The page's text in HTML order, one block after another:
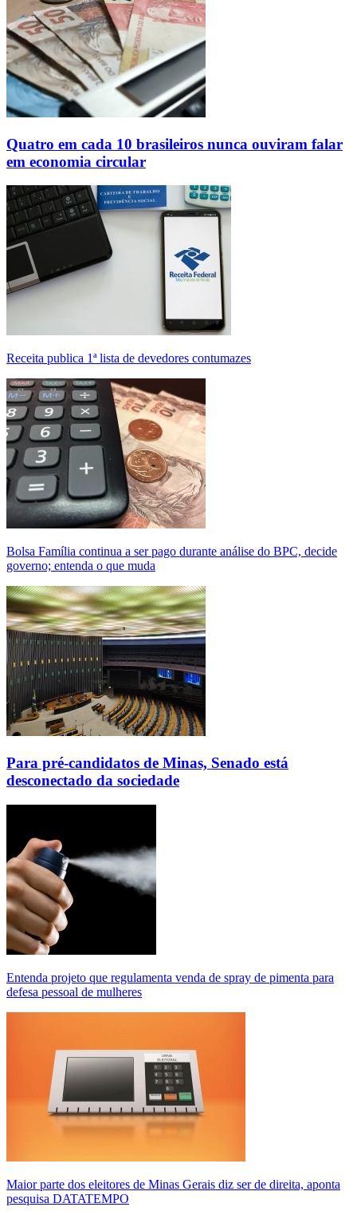
Quatro em cada 10 brasileiros nunca ouviram falar
em economia circular
Receita publica 1ª lista de devedores contumazes
Bolsa Família continua a ser pago durante análise do BPC, decide
governo; entenda o que muda
Para pré-candidatos de Minas, Senado está
desconectado da sociedade
Entenda projeto que regulamenta venda de spray de pimenta para
defesa pessoal de mulheres
Maior parte dos eleitores de Minas Gerais diz ser de direita, aponta
pesquisa DATATEMPO